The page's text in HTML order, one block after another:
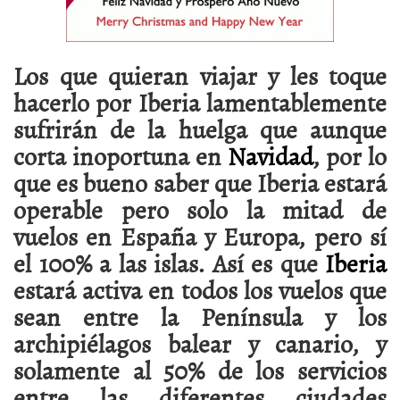
Los que quieran viajar y les toque
hacerlo por Iberia lamentablemente
sufrirán de la huelga que aunque
corta inoportuna enNavidad, por lo
que es bueno saber que Iberia estará
operable pero solo la mitad de
vuelos en España y Europa, pero sí
el 100% a las islas. Así es queIberia
estará activa en todos los vuelos que
sean entre la Península y los
archipiélagos balear y canario, y
solamente al 50% de los servicios